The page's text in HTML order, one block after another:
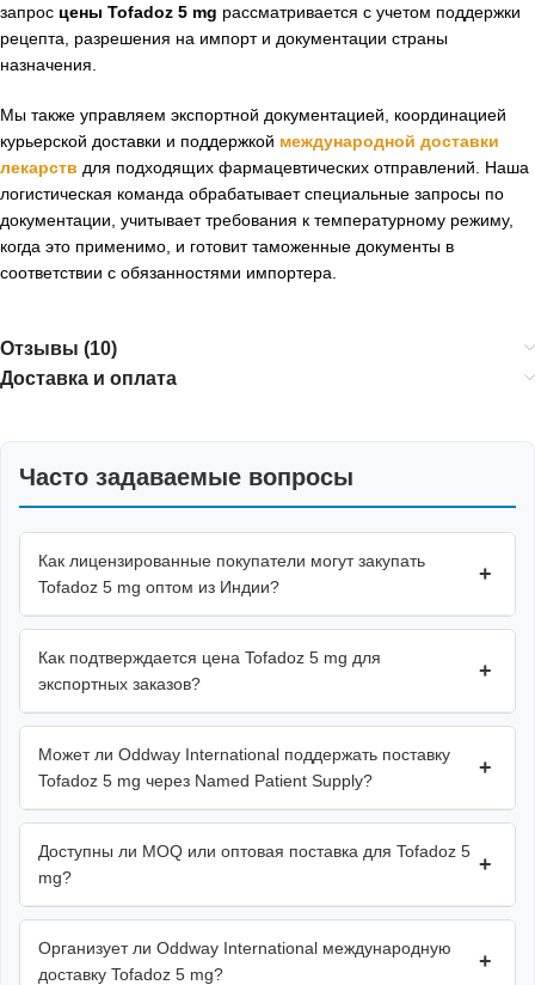
запрос цены Tofadoz 5 mg рассматривается с учетом поддержки
рецепта, разрешения на импорт и документации страны
назначения.
Мы также управляем экспортной документацией, координацией
курьерской доставки и поддержкой международной доставки
лекарств для подходящих фармацевтических отправлений. Наша
логистическая команда обрабатывает специальные запросы по
документации, учитывает требования к температурному режиму,
когда это применимо, и готовит таможенные документы в
соответствии с обязанностями импортера.
Отзывы (10)
Доставка и оплата
Часто задаваемые вопросы
Как лицензированные покупатели могут закупать
Tofadoz 5 mg оптом из Индии?
+
Как подтверждается цена Tofadoz 5 mg для
экспортных заказов?
+
Может ли Oddway International поддержать поставку
Tofadoz 5 mg через Named Patient Supply?
+
Доступны ли MOQ или оптовая поставка для Tofadoz 5
mg?
+
Организует ли Oddway International международную
доставку Tofadoz 5 mg?
+